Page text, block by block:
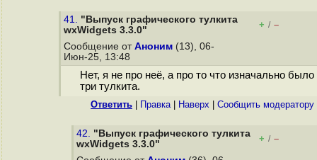
41. "Выпуск графического тулкита
wxWidgets 3.3.0"
+ / –
Сообщение от Аноним (13), 06-
Июн-25, 13:48
Нет, я не про неё, а про то что изначально было
три тулкита.
Ответить Правка| Наверх Cообщить модератору
42. "Выпуск графического тулкита
wxWidgets 3.3.0"
+ / –